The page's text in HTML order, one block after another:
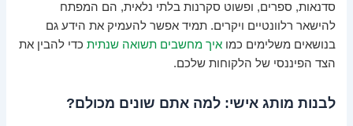
סדנאות, ספרים, ופשוט סקרנות בלתי נלאית, הם המפתח
להישאר רלוונטיים ויקרים. תמיד אפשר להעמיק את הידע גם
בנושאים משלימים כמואיך מחשבים תשואה שנתית כדי להבין את
הצד הפיננסי של הלקוחות שלכם.
לבנות מותג אישי: למה אתם שונים מכולם?